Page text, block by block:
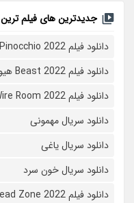
جدیدترین های فیلم ترین
دانلود فیلم Pinocchio 2022 پینوکیو
دانلود فیلم Beast 2022 هیولا
دانلود فیلم Wire Room 2022 اتاق شنود
دانلود سریال مهمونی
دانلود سریال یاغی
دانلود سریال خون سرد
دانلود فیلم 2022 Dead Zone منطقه مرده